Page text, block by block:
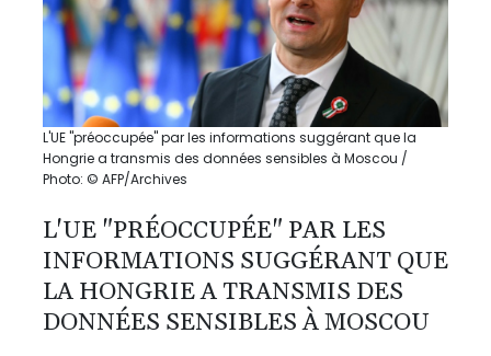
L'UE "préoccupée" par les informations suggérant que la
Hongrie a transmis des données sensibles à Moscou /
Photo: © AFP/Archives
L'UE "PRÉOCCUPÉE" PAR LES
INFORMATIONS SUGGÉRANT QUE
LA HONGRIE A TRANSMIS DES
DONNÉES SENSIBLES À MOSCOU